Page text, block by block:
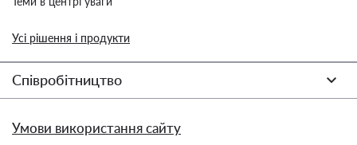
Усі рішення і продукти
Співробітництво
Умови використання сайту